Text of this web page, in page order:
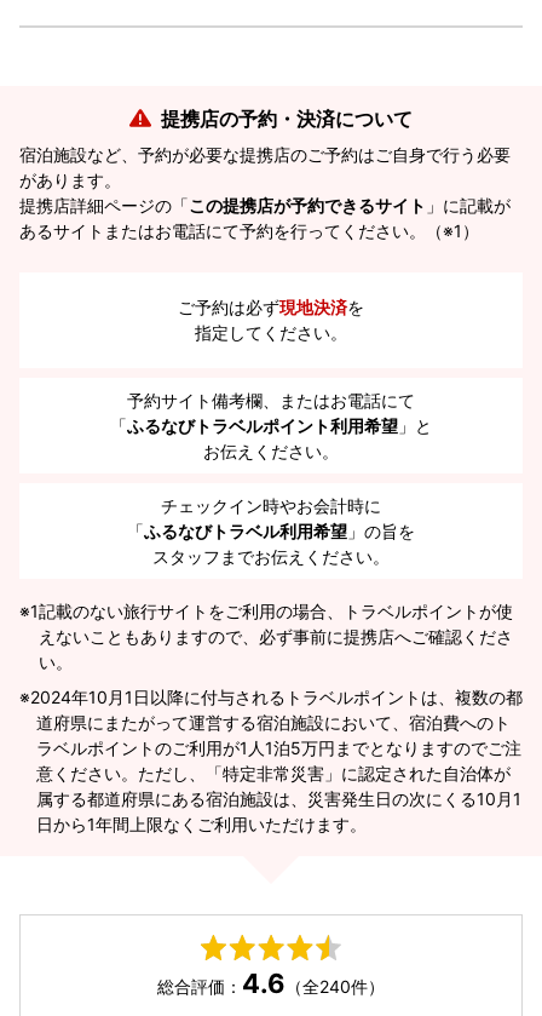
提携店の予約・決済について
宿泊施設など、予約が必要な提携店のご予約はご自身で行う必要
があります。
提携店詳細ページの「この提携店が予約できるサイト 」に記載が
あるサイトまたはお電話にて予約を行ってください。（※1）
ご予約は必ず現地決済を
指定してください。
予約サイト備考欄、またはお電話にて
「ふるなびトラベルポイント利用希望 」と
お伝えください。
チェックイン時やお会計時に
「ふるなびトラベル利用希望 」の旨を
スタッフまでお伝えください。
※1記載のない旅行サイトをご利用の場合、トラベルポイントが使
えないこともありますので、必ず事前に提携店へご確認くださ
い。
2024年10月1日以降に付与されるトラベルポイントは、複数の都
道府県にまたがって運営する宿泊施設において、宿泊費へのト
ラベルポイントのご利用が1人1泊5万円までとなりますのでご注
意ください。ただし、「特定非常災害」に認定された自治体が
属する都道府県にある宿泊施設は、災害発生日の次にくる10月1
日から1年間上限なくご利用いただけます。
総合評価： 4.6 （全240件）